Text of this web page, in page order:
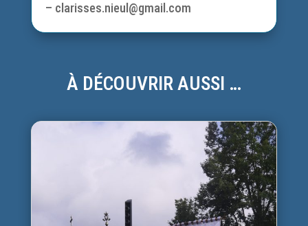
– clarisses.nieul@gmail.com
À DÉCOUVRIR AUSSI …